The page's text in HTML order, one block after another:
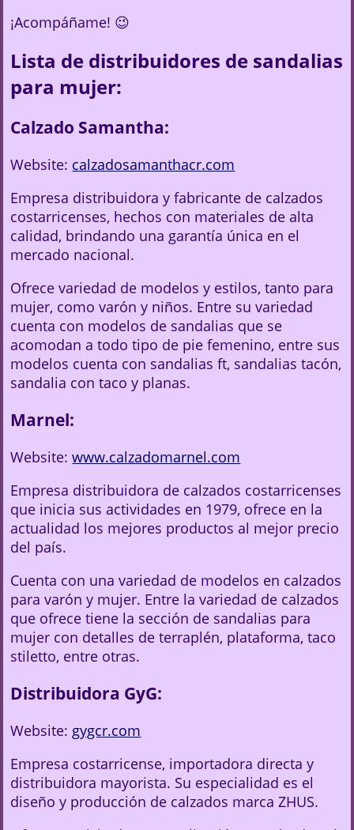
¡Acompáñame! 😉
Lista de distribuidores de sandalias
para mujer:
Calzado Samantha:
Website: calzadosamanthacr.com
Empresa distribuidora y fabricante de calzados
costarricenses, hechos con materiales de alta
calidad, brindando una garantía única en el
mercado nacional.
Ofrece variedad de modelos y estilos, tanto para
mujer, como varón y niños. Entre su variedad
cuenta con modelos de sandalias que se
acomodan a todo tipo de pie femenino, entre sus
modelos cuenta con sandalias ft, sandalias tacón,
sandalia con taco y planas.
Marnel:
Website:www.calzadomarnel.com
Empresa distribuidora de calzados costarricenses
que inicia sus actividades en 1979, ofrece en la
actualidad los mejores productos al mejor precio
del país.
Cuenta con una variedad de modelos en calzados
para varón y mujer. Entre la variedad de calzados
que ofrece tiene la sección de sandalias para
mujer con detalles de terraplén, plataforma, taco
stiletto, entre otras.
Distribuidora GyG:
Website: gygcr.com
Empresa costarricense, importadora directa y
distribuidora mayorista. Su especialidad es el
diseño y producción de calzados marca ZHUS.